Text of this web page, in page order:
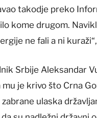
takodje preko
kome drugom.
ne fali a ni
Srbije Aleksandar
mu je krivo što Crna
ulaska